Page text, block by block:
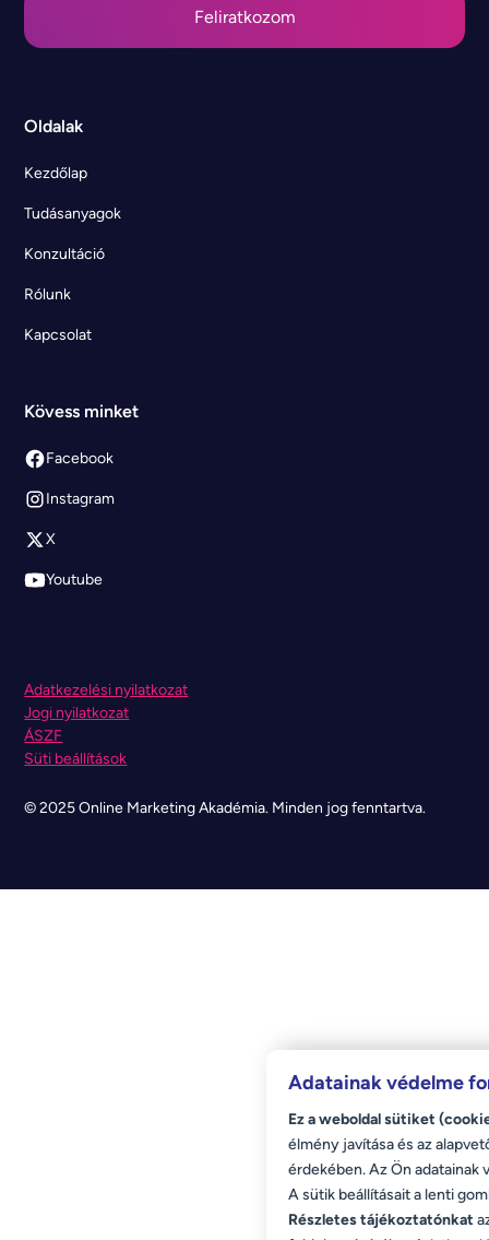
Oldalak
Kezdőlap
Tudásanyagok
Konzultáció
Rólunk
Kapcsolat
Kövess minket
Facebook
Instagram
X
Youtube
© 2025 Online Marketing Akadémia. Minden jog fenntartva.
Adatkezelési nyilatkozat
Jogi nyilatkozat
ÁSZF
Süti beállítások
Adatainak védelme
Ez a weboldal sütiket
élmény javítása és az
érdekében. Az Ön adatainak
A sütik beállításait a lenti
Részletes tájékoztatónkat